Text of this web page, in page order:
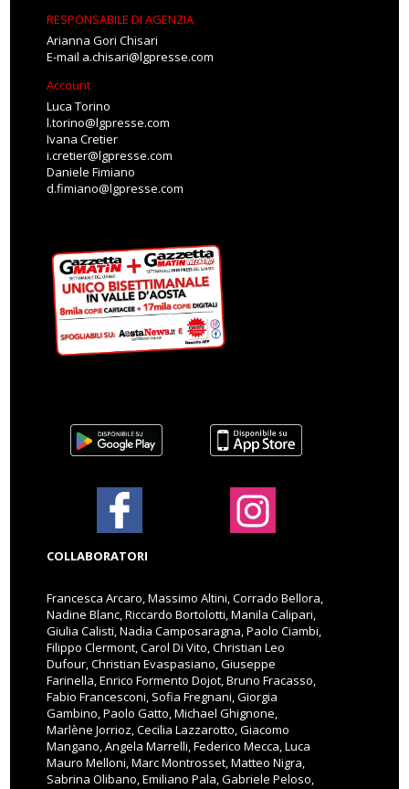
RESPONSABILE DI AGENZIA
Arianna Gori Chisari
E-mail a.chisari@lgpresse.com
Account
Luca Torino
l.torino@lgpresse.com
Ivana Cretier
i.cretier@lgpresse.com
Daniele Fimiano
d.fimiano@lgpresse.com
COLLABORATORI
Francesca Arcaro, Massimo Altini, Corrado Bellora,
Nadine Blanc, Riccardo Bortolotti, Manila Calipari,
Giulia Calisti, Nadia Camposaragna, Paolo Ciambi,
Filippo Clermont, Carol Di Vito, Christian Leo
Dufour, Christian Evaspasiano, Giuseppe
Farinella, Enrico Formento Dojot, Bruno Fracasso,
Fabio Francesconi, Sofia Fregnani, Giorgia
Gambino, Paolo Gatto, Michael Ghignone,
Marlène Jorrioz, Cecilia Lazzarotto, Giacomo
Mangano, Angela Marrelli, Federico Mecca, Luca
Mauro Melloni, Marc Montrosset, Matteo Nigra,
Sabrina Olibano, Emiliano Pala, Gabriele Peloso,